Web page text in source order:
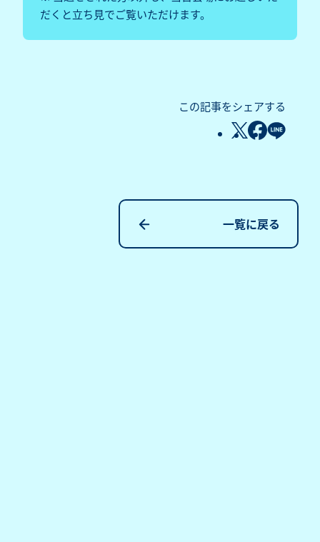
だくと立ち見でご覧いただけます。
この記事をシェアする
一覧に戻る